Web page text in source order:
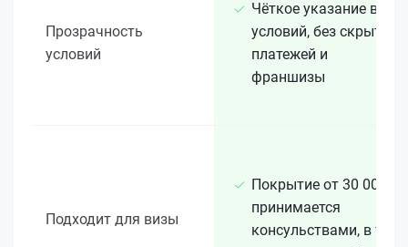
Прозрачность
условий
Чёткое указание всех
условий, без скрытых
платежей и
франшизы
Подходит для визы
Покрытие от 30 000 €
принимается
консульствами, в т. ч.